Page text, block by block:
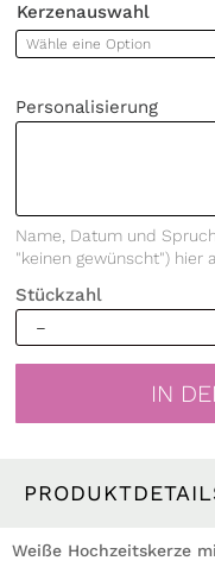
Kerzenauswahl
Personalisierung
Name, Datum und
"keinen gewünscht") hier
Stückzahl
Hochzeitskerze
Valentinstagsgeschenk
Jubiläum
IN
Weiße Hochzeitskerze